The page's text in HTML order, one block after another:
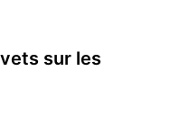
: sur les